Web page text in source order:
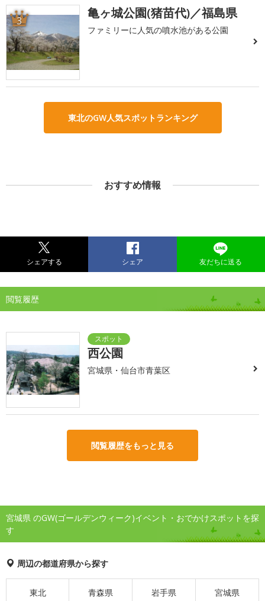
3 亀ヶ城公園(猪苗代)／福島県
ファミリーに人気の噴水池がある公園
東北のGW人気スポットランキング
おすすめ情報
シェアする シェア 友だちに送る
閲覧履歴
西公園
宮城県・仙台市青葉区
閲覧履歴をもっと見る
宮城県 のGW(ゴールデンウィーク)イベント・おでかけスポットを探
す
周辺の都道府県から探す
東北 青森県 岩手県 宮城県